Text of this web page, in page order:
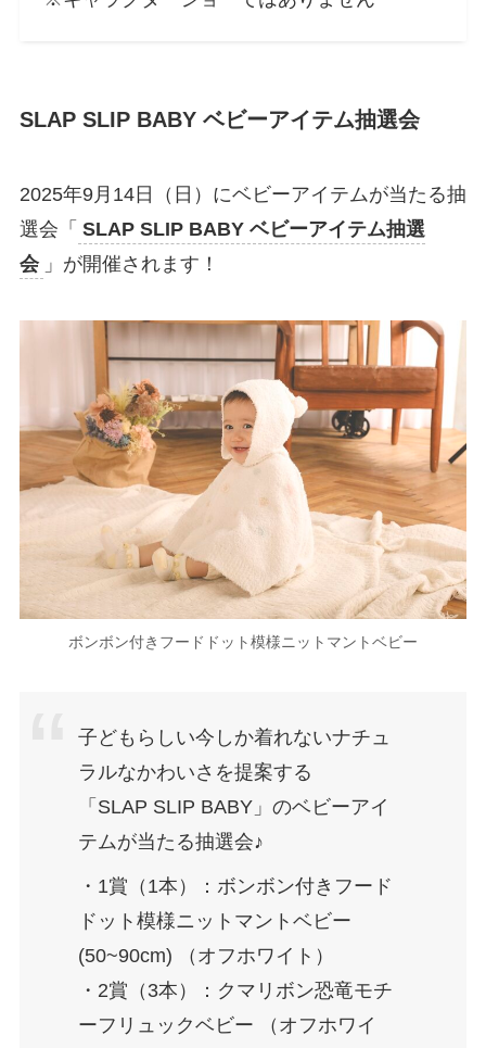
SLAP SLIP BABY ベビーアイテム抽選会
2025年9月14日（日）にベビーアイテムが当たる抽
選会「 SLAP SLIP BABY ベビーアイテム抽選
会 」が開催されます！
ボンボン付きフードドット模様ニットマントベビー
子どもらしい今しか着れないナチュ
ラルなかわいさを提案する
「SLAP SLIP BABY」のベビーアイ
テムが当たる抽選会♪
・1賞（1本）：ボンボン付きフード
ドット模様ニットマントベビー
(50~90cm) （オフホワイト）
・2賞（3本）：クマリボン恐竜モチ
ーフリュックベビー （オフホワイ